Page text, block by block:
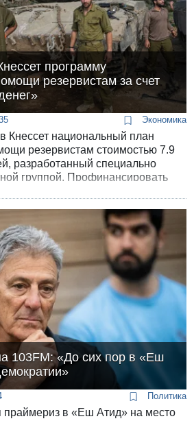
программу
резервистам за счет
Экономика
Кнессет национальный план
резервистам стоимостью 7.9
разработанный специально
группой. Профинансировать
потратить эти деньги с
экономики.
103FM: «До сих пор в «Еш
Политика
праймериз в «Еш Атид» на место